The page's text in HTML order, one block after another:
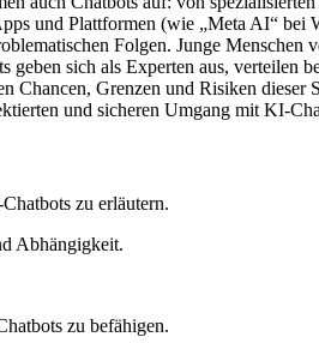
und Plattformen (wie „Meta AI“
Folgen. Junge
sich als Experten aus,
Grenzen und Risiken
und sicheren Umgang mit KI-
zu erläutern.
Abhängigkeit.
zu befähigen.